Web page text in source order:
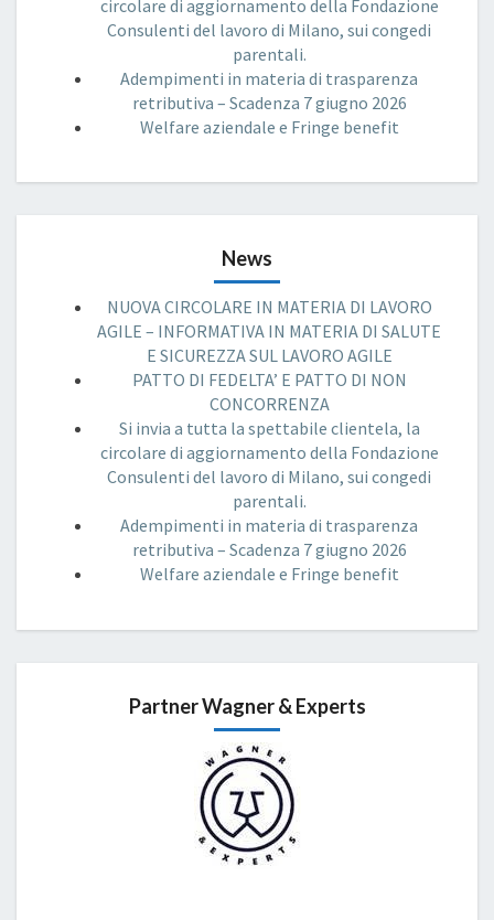
circolare di aggiornamento della Fondazione
Consulenti del lavoro di Milano, sui congedi
parentali.
Adempimenti in materia di trasparenza
retributiva – Scadenza 7 giugno 2026
Welfare aziendale e Fringe benefit
News
NUOVA CIRCOLARE IN MATERIA DI LAVORO
AGILE – INFORMATIVA IN MATERIA DI SALUTE
E SICUREZZA SUL LAVORO AGILE
PATTO DI FEDELTA’ E PATTO DI NON
CONCORRENZA
Si invia a tutta la spettabile clientela, la
circolare di aggiornamento della Fondazione
Consulenti del lavoro di Milano, sui congedi
parentali.
Adempimenti in materia di trasparenza
retributiva – Scadenza 7 giugno 2026
Welfare aziendale e Fringe benefit
Partner Wagner & Experts